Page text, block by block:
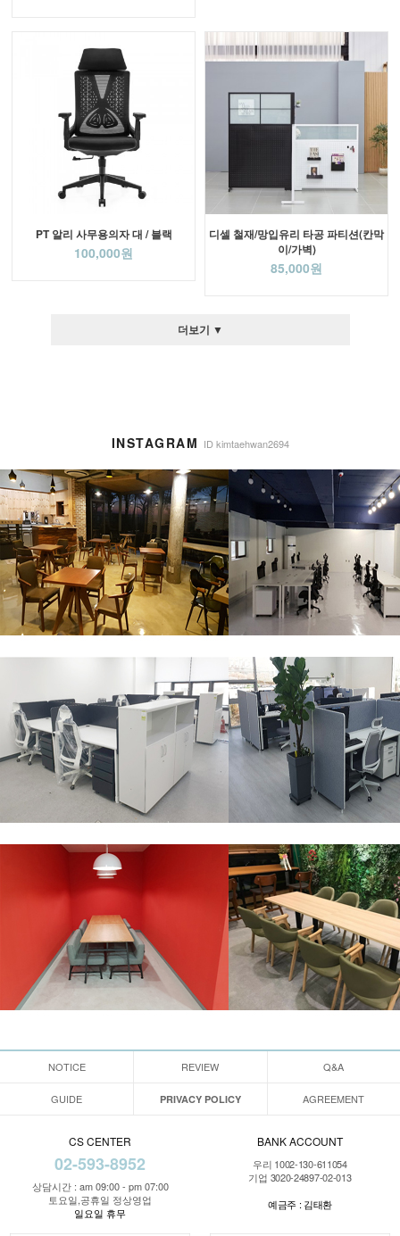
PT 알리 사무용의자 대 / 블랙
100,000원
디셀 철재/망입유리 타공 파티션(칸막
이/가벽)
85,000원
더보기 ▼
INSTAGRAM ID kimtaehwan2694
NOTICE REVIEW Q&A
GUIDE PRIVACY POLICY AGREEMENT
CS CENTER
02-593-8952
상담시간 : am 09:00 - pm 07:00
토요일,공휴일 정상영업
일요일 휴무
BANK ACCOUNT
우리 1002-130-611054
기업 3020-24897-02-013
예금주 : 김태환